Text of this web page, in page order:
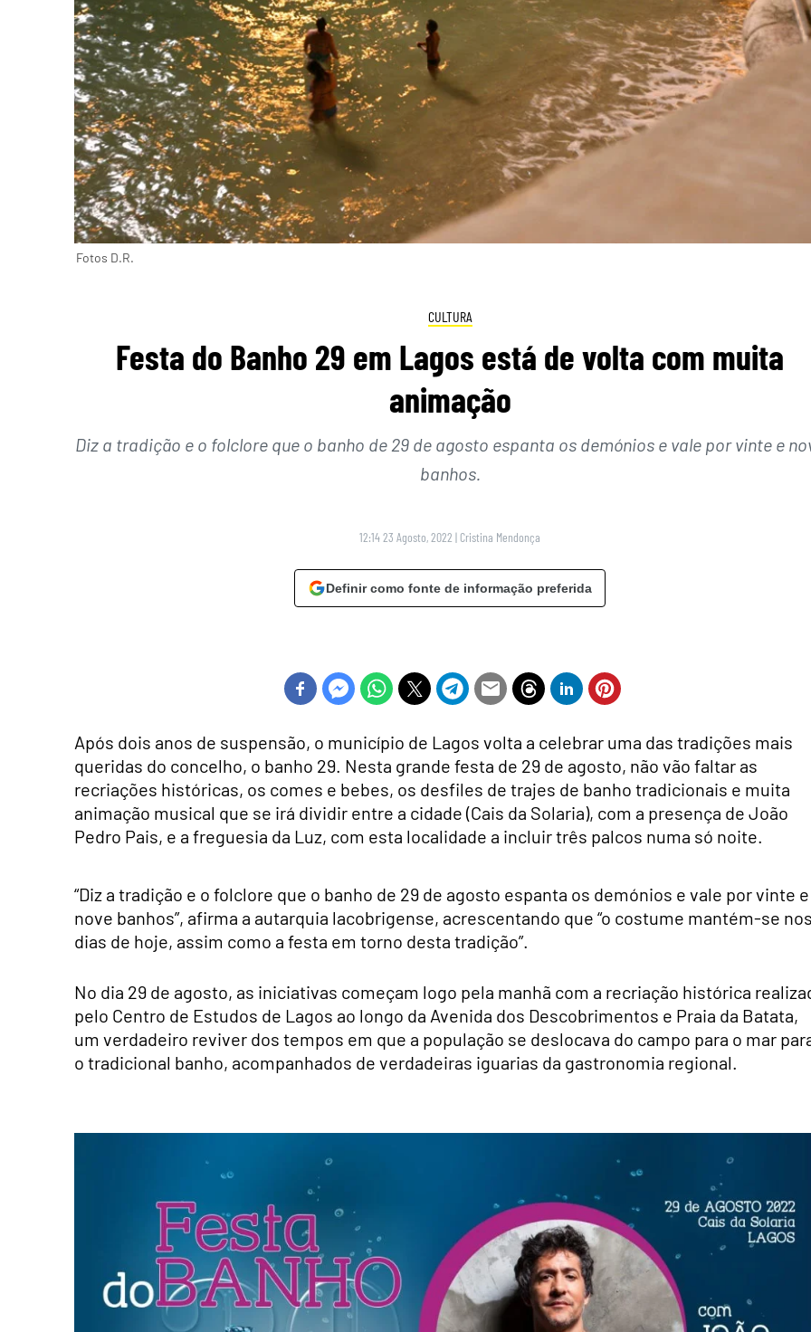
Fotos D.R.
CULTURA
Festa do Banho 29 em Lagos está de volta com muita
animação
Diz a tradição e o folclore que o banho de 29 de agosto espanta os demónios e vale por vinte e
banhos.
12:14 23 Agosto, 2022 | Cristina Mendonça
Definir como fonte de informação preferida
Após dois anos de suspensão, o município de Lagos volta a celebrar uma das tradições mais
queridas do concelho, o banho 29. Nesta grande festa de 29 de agosto, não vão faltar as
recriações históricas, os comes e bebes, os desfiles de trajes de banho tradicionais e muita
animação musical que se irá dividir entre a cidade (Cais da Solaria), com a presença de João
Pedro Pais, e a freguesia da Luz, com esta localidade a incluir três palcos numa só noite.
“Diz a tradição e o folclore que o banho de 29 de agosto espanta os demónios e vale por vinte e
nove banhos”, afirma a autarquia lacobrigense, acrescentando que “o costume mantém-se nos
dias de hoje, assim como a festa em torno desta tradição”.
No dia 29 de agosto, as iniciativas começam logo pela manhã com a recriação histórica
pelo Centro de Estudos de Lagos ao longo da Avenida dos Descobrimentos e Praia da Batata,
um verdadeiro reviver dos tempos em que a população se deslocava do campo para o mar
o tradicional banho, acompanhados de verdadeiras iguarias da gastronomia regional.